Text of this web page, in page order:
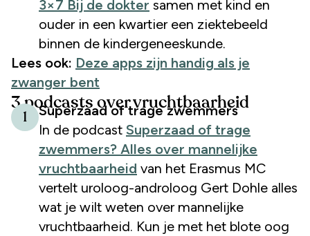
3×7 Bij de dokter samen met kind en
ouder in een kwartier een ziektebeeld
binnen de kindergeneeskunde.
Lees ook: Deze apps zijn handig als je
zwanger bent
3 podcasts over vruchtbaarheid
1
Superzaad of trage zwemmers
In de podcast Superzaad of trage
zwemmers? Alles over mannelijke
vruchtbaarheid van het Erasmus MC
vertelt uroloog-androloog Gert Dohle alles
wat je wilt weten over mannelijke
vruchtbaarheid. Kun je met het blote oog